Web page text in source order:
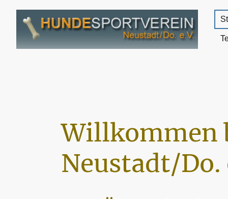
Willkommen
Neustadt/Do.